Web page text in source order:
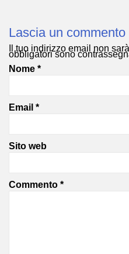
Lascia un commento
Il tuo indirizzo email non
obbligatori sono
Nome *
Email *
Sito web
Commento *